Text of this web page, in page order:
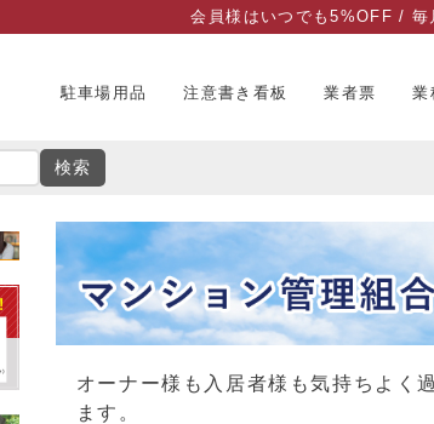
会員様はいつでも5%OFF /
駐車場用品 注意書き看板 業者票 業
検索
オーナー様も入居者様も気持ちよく
ます。